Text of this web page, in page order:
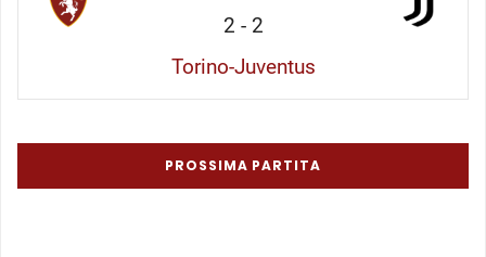
2 - 2
Torino-Juventus
PROSSIMA PARTITA